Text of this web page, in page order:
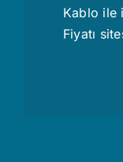
Kablo ile
Fiyatı